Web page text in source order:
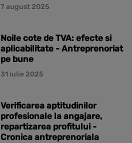
7 august 2025
Noile cote de TVA: efecte si
aplicabilitate - Antreprenoriat
pe bune
31 iulie 2025
Verificarea aptitudinilor
profesionale la angajare,
repartizarea profitului -
Cronica antreprenoriala